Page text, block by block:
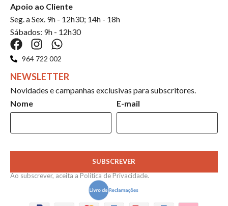
Apoio ao Cliente
Seg. a Sex. 9h - 12h30; 14h - 18h
Sábados: 9h - 12h30
964 722 002
NEWSLETTER
Novidades e campanhas exclusivas para subscritores.
Nome
E-mail
SUBSCREVER
Ao subscrever, aceita a Política de Privacidade.